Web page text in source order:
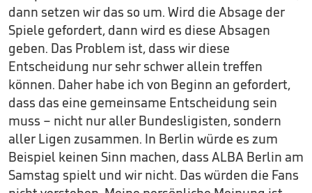
dann setzen wir das so um. Wird die Absage der
Spiele gefordert, dann wird es diese Absagen
geben. Das Problem ist, dass wir diese
Entscheidung nur sehr schwer allein treffen
können. Daher habe ich von Beginn an gefordert,
dass das eine gemeinsame Entscheidung sein
muss – nicht nur aller Bundesligisten, sondern
aller Ligen zusammen. In Berlin würde es zum
Beispiel keinen Sinn machen, dass ALBA Berlin am
Samstag spielt und wir nicht. Das würden die Fans